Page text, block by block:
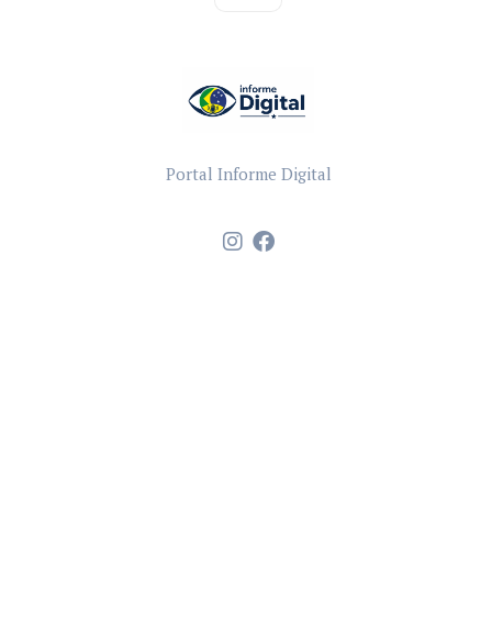
Portal Informe Digital